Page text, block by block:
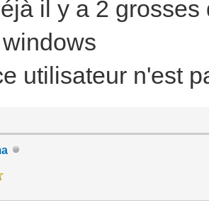
il y a 2 grosses
utilisateur n'est